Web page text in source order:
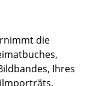
die
Ihres